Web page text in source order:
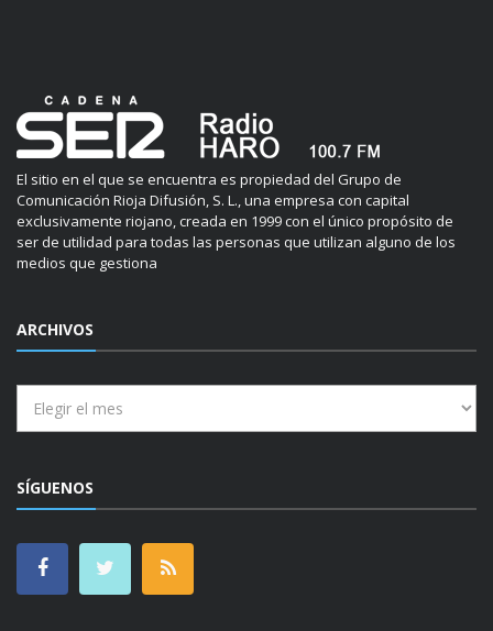
El sitio en el que se encuentra es propiedad del Grupo de
Comunicación Rioja Difusión, S. L., una empresa con capital
exclusivamente riojano, creada en 1999 con el único propósito de
ser de utilidad para todas las personas que utilizan alguno de los
medios que gestiona
ARCHIVOS
SÍGUENOS